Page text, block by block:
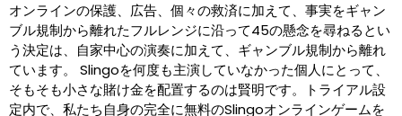
オンラインの保護、広告、個々の救済に加えて、事実をギャン
ブル規制から離れたフルレンジに沿って45の懸念を尋ねるとい
う決定は、自家中心の演奏に加えて、ギャンブル規制から離れ
ています。 Slingoを何度も主演していなかった個人にとって、
そもそも小さな賭け金を配置するのは賢明です。トライアル設
定内で、私たち自身の完全に無料のSlingoオンラインゲームを